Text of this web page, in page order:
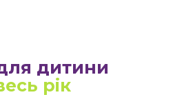
дитини
рік